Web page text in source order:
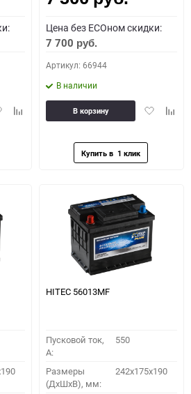
Добавить
Цена без ECOном скидки:
7 700 руб.
Артикул: 66944
В наличии
Добавить
В корзину
HITEC 56013MF
Пусковой ток,
A:
550
Размеры
(ДхШхВ), мм:
242x175x190